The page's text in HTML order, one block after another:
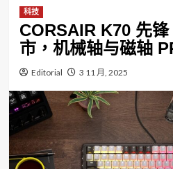
科技
CORSAIR K70 先
市，机械轴与磁轴
Editorial 3 11 月, 2025